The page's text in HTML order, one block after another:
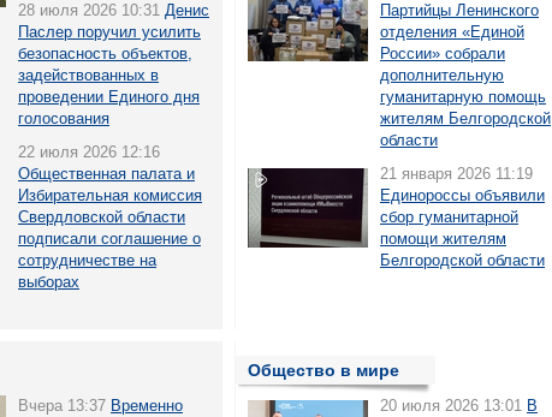
28 июля 2026 10:31 Денис
Паслер поручил усилить
безопасность объектов,
задействованных в
проведении Единого дня
голосования
22 июля 2026 12:16
Общественная палата и
Избирательная комиссия
Свердловской области
подписали соглашение о
сотрудничестве на
выборах
Партийцы Ленинского
отделения «Единой
России» собрали
дополнительную
гуманитарную помощь
жителям Белгородской
области
21 января 2026 11:19
Единороссы объявили
сбор гуманитарной
помощи жителям
Белгородской области
Вчера 13:37 Временно
Общество в мире
20 июля 2026 13:01 В